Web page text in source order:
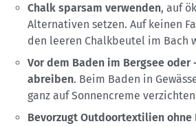
Chalk sparsam verwenden, auf
Alternativen setzen. Auf keinen
den leeren Chalkbeutel im Bach
Vor dem Baden im Bergsee oder
abreiben. Beim Baden in
ganz auf Sonnencreme
Bevorzugt Outdoortextilien ohne